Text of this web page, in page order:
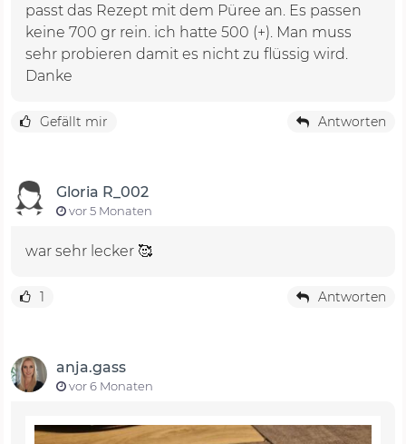
passt das Rezept mit dem Püree an. Es passen
keine 700 gr rein. ich hatte 500 (+). Man muss
sehr probieren damit es nicht zu flüssig wird.
Danke
Gefällt mir Antworten
Gloria R_002
vor 5 Monaten
war sehr lecker 🥰
1 Antworten
anja.gass
vor 6 Monaten